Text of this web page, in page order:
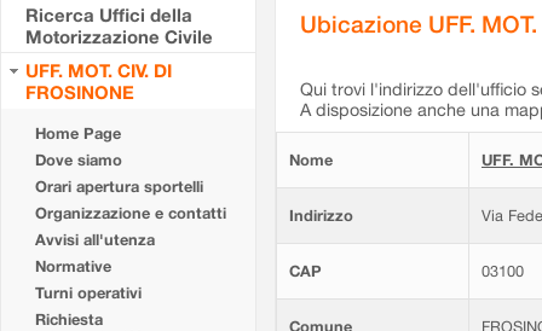
Ricerca Uffici della
Motorizzazione Civile
UFF. MOT. CIV. DI
FROSINONE
Home Page
Dove siamo
Orari apertura sportelli
Organizzazione e contatti
Avvisi all'utenza
Normative
Turni operativi
Richiesta
Ubicazione UFF.
Qui trovi l'indirizzo dell'ufficio
A disposizione anche una
Nome UFF.
Indirizzo Via
CAP 03100
Comune